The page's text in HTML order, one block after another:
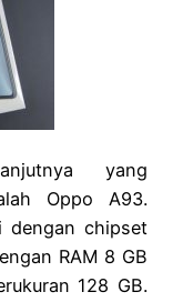
yang
Oppo A93.
dengan chipset
RAM 8 GB
128 GB.